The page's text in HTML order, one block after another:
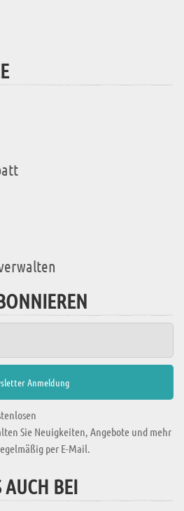
Sie Neuigkeiten, Angebote und mehr
per E-Mail.
AUCH BEI